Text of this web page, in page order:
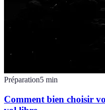
Préparation5 min
Comment bien choisir